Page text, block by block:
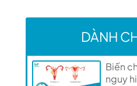
DÀNH
Biến
nguy